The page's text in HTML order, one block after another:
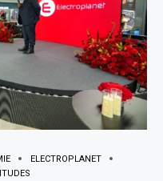
ELECTROPLANET